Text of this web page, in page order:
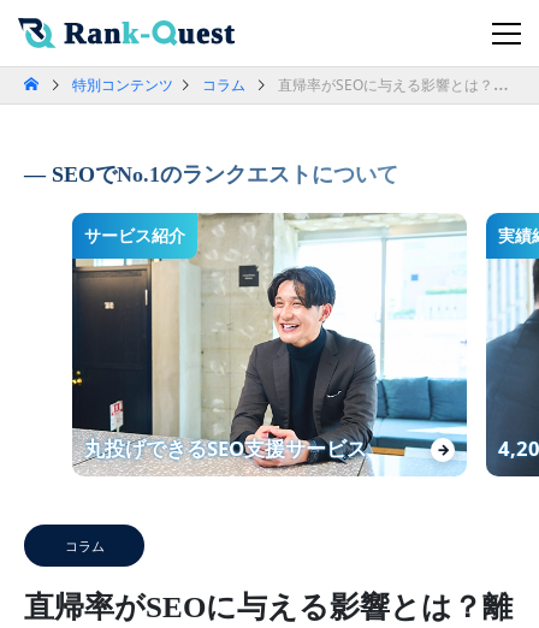
特別コンテンツ コラム 直帰率がSEOに与える影響とは？離脱率との違いや改善策を解説
SEOでNo.1のランクエストについて
サービス紹介
丸投げできるSEO支援サービス →
実績
コラム
直帰率がSEOに与える影響とは？離